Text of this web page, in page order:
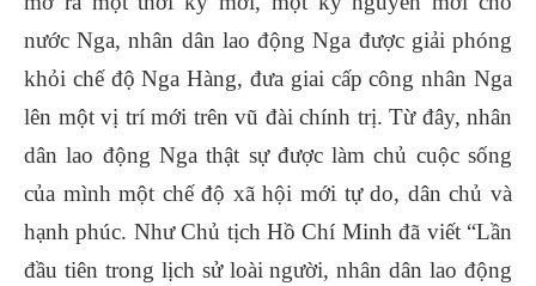
nước Nga, nhân dân lao động Nga được giải phóng
khỏi chế độ Nga Hàng, đưa giai cấp công nhân Nga
lên một vị trí mới trên vũ đài chính trị. Từ đây, nhân
dân lao động Nga thật sự được làm chủ cuộc sống
của mình một chế độ xã hội mới tự do, dân chủ và
hạnh phúc. Như Chủ tịch Hồ Chí Minh đã viết “Lần
đầu tiên trong lịch sử loài người, nhân dân lao động